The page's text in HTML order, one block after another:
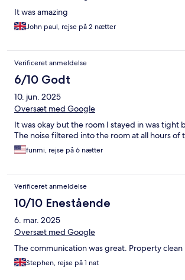
It was amazing
John paul, rejse på 2 nætter
Verificeret anmeldelse
6/10 Godt
10. jun. 2025
Oversæt med Google
It was okay but the room I stayed in was tight
The noise filtered into the room at all hours of
funmi, rejse på 6 nætter
Verificeret anmeldelse
10/10 Enestående
6. mar. 2025
Oversæt med Google
The communication was great. Property clean
Stephen, rejse på 1 nat